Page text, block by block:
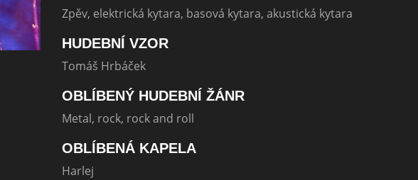
Zpěv, elektrická kytara, basová kytara, akustická kytara
HUDEBNÍ VZOR
Tomáš Hrbáček
OBLÍBENÝ HUDEBNÍ ŽÁNR
Metal, rock, rock and roll
OBLÍBENÁ KAPELA
Harlej